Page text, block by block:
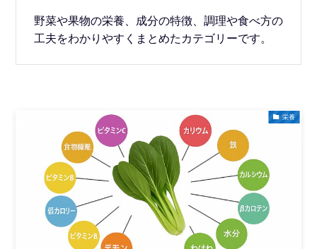
野菜や果物の栄養、成分の特徴、調理や食べ方の
工夫をわかりやすくまとめたカテゴリーです。
栄養